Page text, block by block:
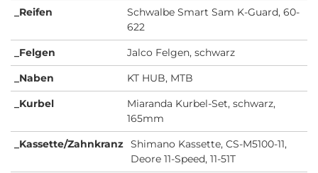
_Reifen
Schwalbe Smart Sam K-Guard, 60-
622
_Felgen
Jalco Felgen, schwarz
_Naben
KT HUB, MTB
_Kurbel
Miaranda Kurbel-Set, schwarz,
165mm
_Kassette/Zahnkranz Shimano Kassette, CS-M5100-11,
Deore 11-Speed, 11-51T